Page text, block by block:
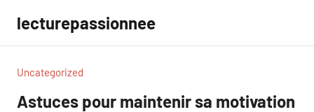
contenu
lecturepassionnee
Uncategorized
Astuces pour maintenir sa motivation